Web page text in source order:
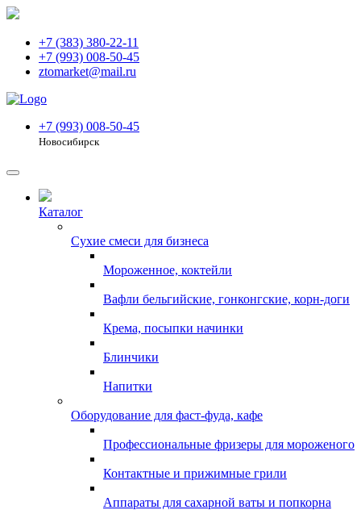
+7 (383) 380-22-11
+7 (993) 008-50-45
ztomarket@mail.ru
+7 (993) 008-50-45
Новосибирск
Каталог
Сухие смеси для бизнеса
Мороженное, коктейли
Вафли бельгийские, гонконгские, корн-доги
Крема, посыпки начинки
Блинчики
Напитки
Оборудование для фаст-фуда, кафе
Профессиональные фризеры для мороженого
Контактные и прижимные грили
Аппараты для сахарной ваты и попкорна